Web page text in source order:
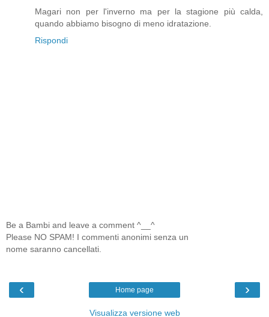
Magari non per l'inverno ma per la stagione più calda,
quando abbiamo bisogno di meno idratazione.
Rispondi
Be a Bambi and leave a comment ^__^
Please NO SPAM! I commenti anonimi senza un
nome saranno cancellati.
‹ ›
Home page
Visualizza versione web